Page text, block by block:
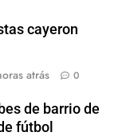
cayeron
atrás 0
de barrio de
fútbol